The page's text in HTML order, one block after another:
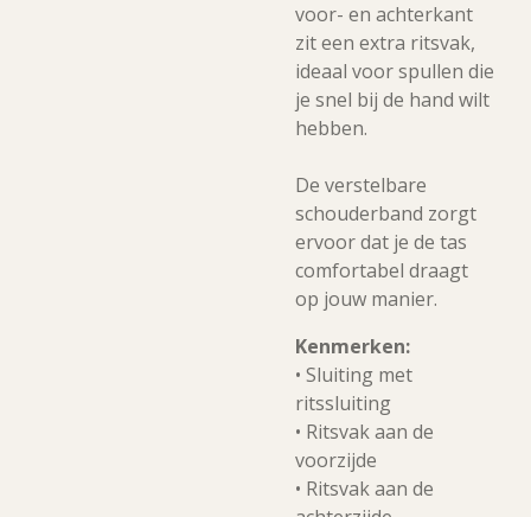
voor- en achterkant
zit een extra ritsvak,
ideaal voor spullen die
je snel bij de hand wilt
hebben.
De verstelbare
schouderband zorgt
ervoor dat je de tas
comfortabel draagt
op jouw manier.
Kenmerken:
• Sluiting met
ritssluiting
• Ritsvak aan de
voorzijde
• Ritsvak aan de